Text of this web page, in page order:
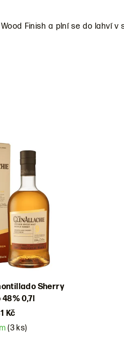
Finish a plní se do lahví v
Sherry
0,7l
Kč
(3 ks)